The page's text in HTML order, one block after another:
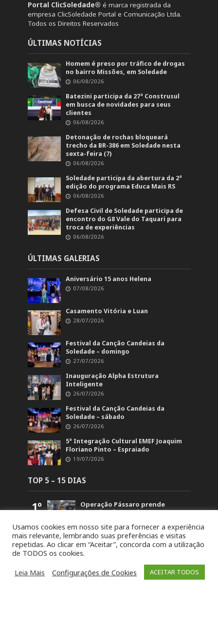
Portal ClicSoledade® é marca registrada da
empresa ClicSoledade Portal e Comunicação Ltda.
Todos os Direitos Reservados
ÚLTIMAS NOTÍCIAS
Homem é preso por tráfico de drogas
no bairro Missões, em Soledade
06/08/2026
Batezini participa da 27ª Construsul
em busca de novidades para seus
clientes
06/08/2026
Detonação de rochas bloqueará
trecho da BR-386 em Soledade nesta
sexta-feira (7)
06/08/2026
Soledade participa da abertura da 2ª
edição do programa Educa Mais RS
06/08/2026
Defesa Civil de Soledade participa de
encontro do G8 Vale do Taquari para
troca de experiências
06/08/2026
ÚLTIMAS GALERIAS
Aniversário 15 anos Helena
07/08/2026
Casamento Vitória e Luan
28/07/2026
Festival da Canção Candeias da
Soledade – domingo
27/07/2026
Inauguração Alpha Estrutura
Inteligente
26/07/2026
Festival da Canção Candeias da
Soledade – sábado
26/07/2026
5ª Integração Cultural EMEF Joaquim
Floriano Pinto – Espraiado
19/07/2026
TOP 5 – 15 DIAS
1º
Operação Pássaro prende
suspeito de mandar matar
5.870
2º
Retorno no acesso a Arvorezinha
permanece bloqueado na BR-386
até domingo (26)
3º
19ª Ronda Crioula do Piquete
Cambará é lançada na
Usamos cookies em nosso site para fornecer a experiência
mais relevante, lembrando suas preferências e visitas
repetidas. Ao clicar em “Aceitar”, concorda com a utilização
de TODOS os cookies.
Leia Mais
Configurações de Cookies ACEITAR TODOS